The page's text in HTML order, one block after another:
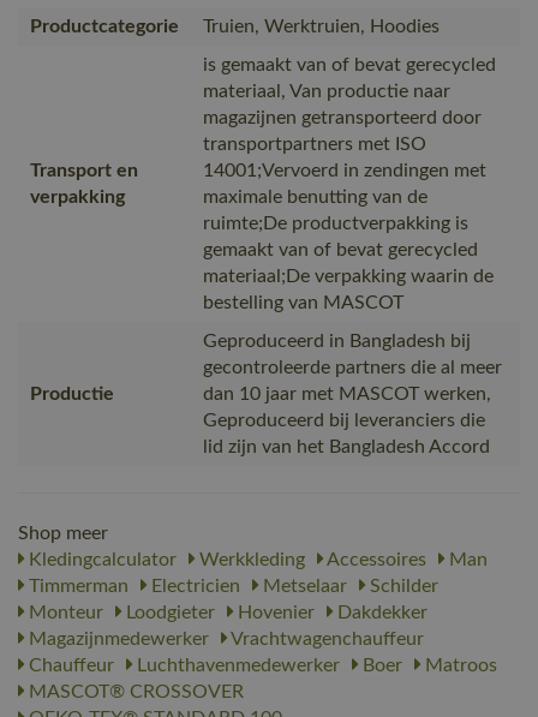
Productcategorie Truien, Werktruien, Hoodies
Transport en
verpakking
is gemaakt van of bevat gerecycled
materiaal, Van productie naar
magazijnen getransporteerd door
transportpartners met ISO
14001;Vervoerd in zendingen met
maximale benutting van de
ruimte;De productverpakking is
gemaakt van of bevat gerecycled
materiaal;De verpakking waarin de
bestelling van MASCOT
Productie
Geproduceerd in Bangladesh bij
gecontroleerde partners die al meer
dan 10 jaar met MASCOT werken,
Geproduceerd bij leveranciers die
lid zijn van het Bangladesh Accord
Shop meer
Kledingcalculator
Werkkleding Accessoires
Man
Timmerman
Electricien Metselaar
Schilder
Monteur
Loodgieter Hovenier
Dakdekker
Magazijnmedewerker
Vrachtwagenchauffeur
Chauffeur
Luchthavenmedewerker Boer
Matroos
MASCOT® CROSSOVER